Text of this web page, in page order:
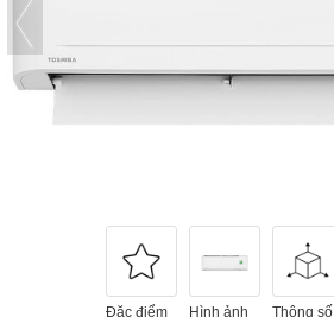
Đặc điểm
Hình ảnh
Thông số